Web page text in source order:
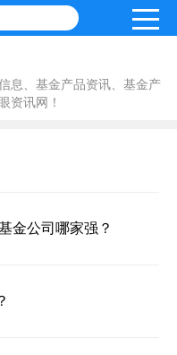
息、基金产品资讯、基金产
资讯网！
金公司哪家强？